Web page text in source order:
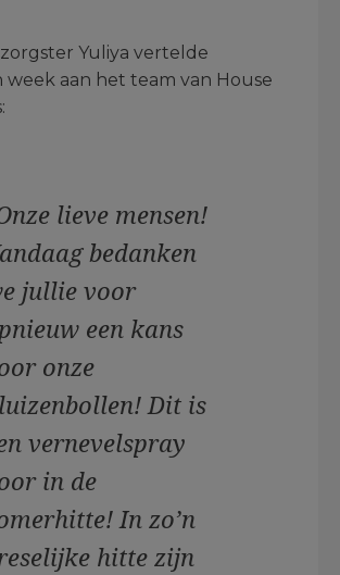
Yuliya vertelde
week aan het team van House
lieve mensen!
bedanken
jullie voor
een kans
onze
Dit is
vernevelspray
in de
In zo’n
hitte zijn